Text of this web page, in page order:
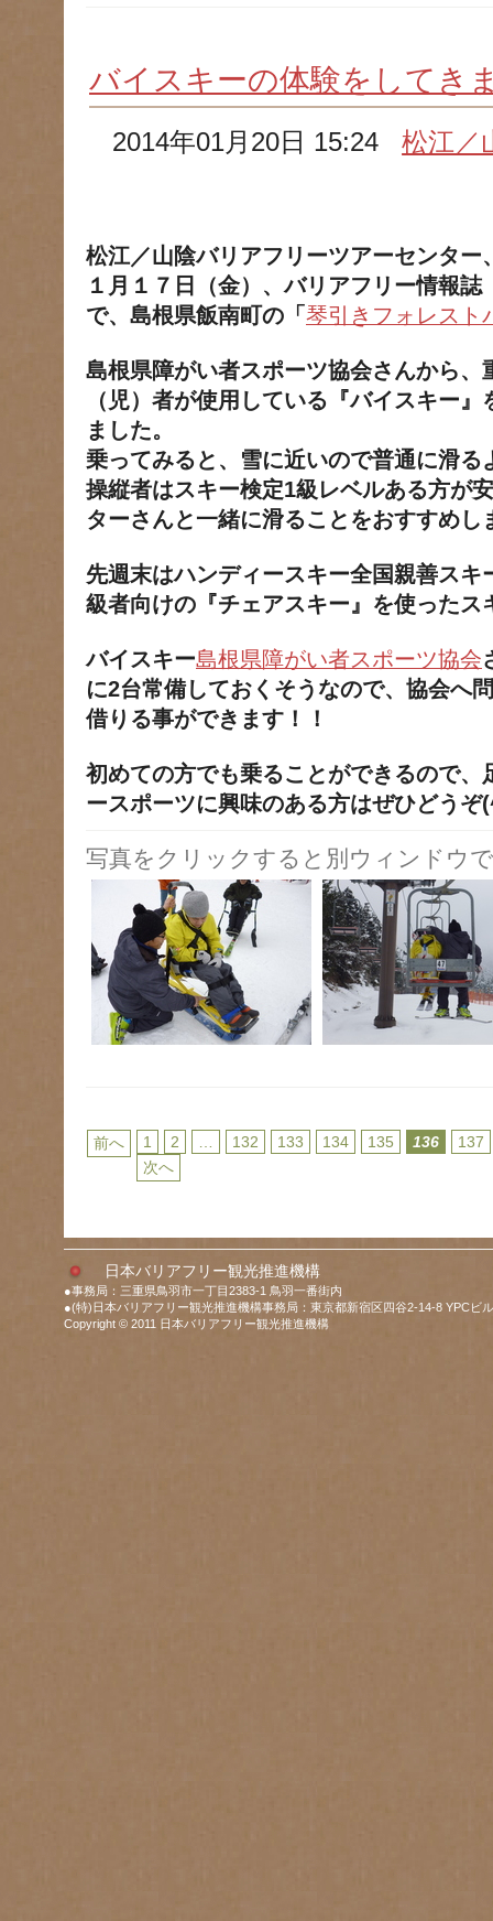
バイスキーの体験をしてき
2014年01月20日 15:24松江／
松江／山陰バリアフリーツアーセンター
１月１７日（金）、バリアフリー情報
で、島根県飯南町の「 琴引きフォレスト
島根県障がい者スポーツ協会さんから、
（児）者が使用している『バイスキー
ました。
乗ってみると、雪に近いので普通に滑
操縦者はスキー検定1級レベルある方が
ターさんと一緒に滑ることをおすすめし
先週末はハンディースキー全国親善ス
級者向けの『チェアスキー』を使ったス
バイスキー島根県障がい者スポーツ協会
に2台常備しておくそうなので、協会へ
借りる事ができます！！
初めての方でも乗ることができるので、
ースポーツに興味のある方はぜひどう
写真をクリックすると別ウィンドウ
前へ 1 2 132 133 134 135 136
137
次へ
日本バリアフリー観光推進機構
●事務局：三重県鳥羽市一丁目2383-1 鳥羽一番街内
●(特)日本バリアフリー観光推進機構事務局：東京都新宿区四谷2-14-8 YPCビ
Copyright © 2011 日本バリアフリー観光推進機構